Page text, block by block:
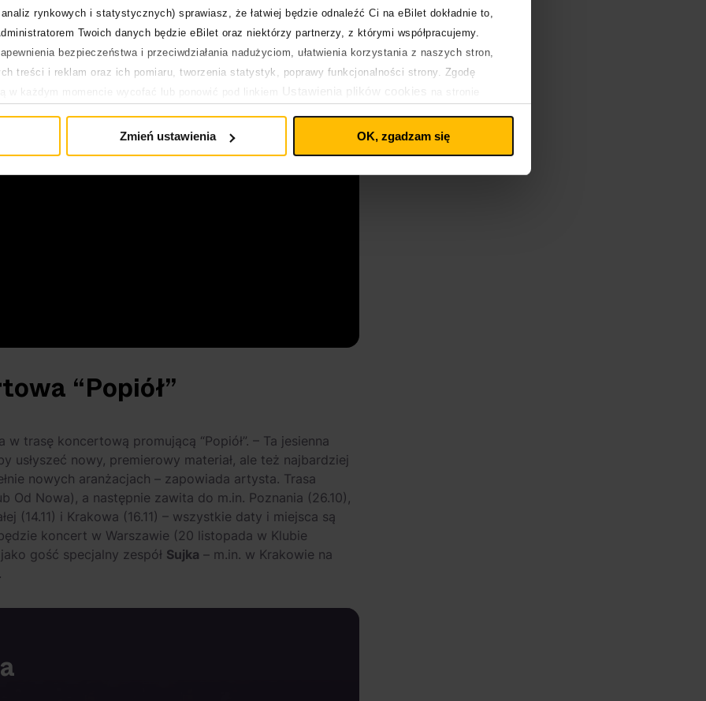
rynkowych i statystycznych) sprawiasz, że łatwiej będzie odnaleźć Ci na eBilet dokładnie to,
Twoich danych będzie eBilet oraz niektórzy partnerzy, z którymi współpracujemy.
bezpieczeństwa i przeciwdziałania nadużyciom, ułatwienia korzystania z naszych stron,
treści i reklam oraz ich pomiaru, tworzenia statystyk, poprawy funkcjonalności strony. Zgodę
Ustawienia plików cookies
Zmień ustawienia OK, zgadzam się
“Popiół”
trasę koncertową promującą “Popiół”. – Ta jesienna
usłyszeć nowy, premierowy materiał, ale też najbardziej
nowych aranżacjach – zapowiada artysta. Trasa
Nowa), a następnie zawita do m.in. Poznania (26.10),
(14.11) i Krakowa (16.11) – wszystkie daty i miejsca są
koncert w Warszawie (20 listopada w Klubie
gość specjalny zespół Sujka – m.in. w Krakowie na